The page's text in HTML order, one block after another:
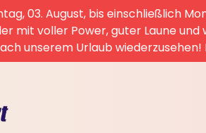
03. August, bis einschließlich
mit voller Power, guter Laune
unserem Urlaub